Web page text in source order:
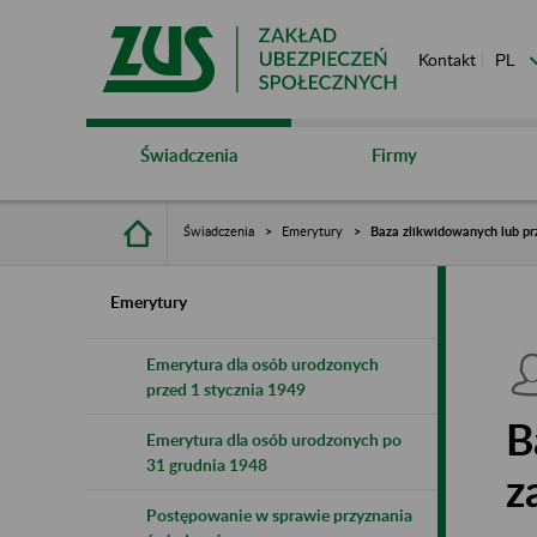
Kontakt
Świadczenia Firmy
Świadczenia Emerytury Baza zlikwidowanych lub
Emerytury
Emerytura dla osób urodzonych
przed 1 stycznia 1949
Emerytura dla osób urodzonych po
31 grudnia 1948
Postępowanie w sprawie przyznania